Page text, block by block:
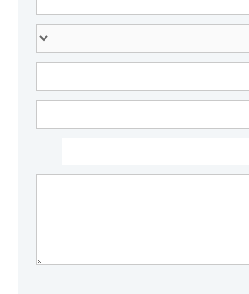
المعني بنسبة لا تقل عن تلك
ب من البند الأول من المادة
الثالثة من المرسوم بقانون اتحادي، والتي تنص على نسبة 9%